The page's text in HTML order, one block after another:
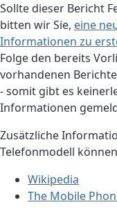
Sollte dieser Bericht
bitten wir Sie, eine
Informationen zu
Folge den bereits
vorhandenen
- somit gibt es
Informationen
Zusätzliche
Telefonmodell
Wikipedia
The Mobile